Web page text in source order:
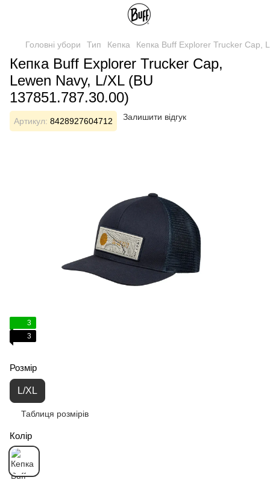
Головні убори Тип Кепка Кепка Buff Explorer Trucker Cap,
Кепка Buff Explorer Trucker Cap,
Lewen Navy, L/XL (BU
137851.787.30.00)
Артикул: 8428927604712 Залишити відгук
3
3
Розмір
L/XL
Таблиця розмірів
Колір